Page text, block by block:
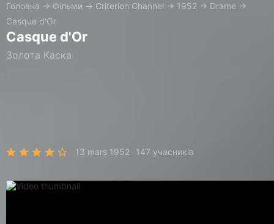
Головна → Фільми → Criterion Channel → 1952 → Drame →
Casque d'Or
Casque d'Or
Золота Каска
13 mars 1952 147 учасників